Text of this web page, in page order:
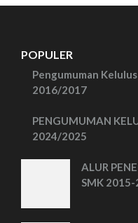
POPULER
Pengumuman
2016/2017
PENGUMUMAN
2024/2025
ALUR
SMK